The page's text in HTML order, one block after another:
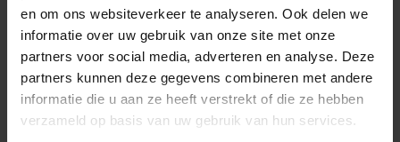
en om ons websiteverkeer te analyseren. Ook delen we
informatie over uw gebruik van onze site met onze
partners voor social media, adverteren en analyse. Deze
partners kunnen deze gegevens combineren met andere
informatie die u aan ze heeft verstrekt of die ze hebben
verzameld op basis van uw gebruik van hun services.
Specificaties
Reviews